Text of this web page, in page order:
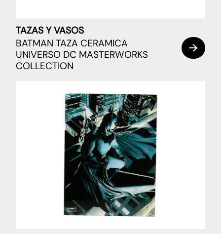
TAZAS Y VASOS
BATMAN TAZA CERAMICA
UNIVERSO DC MASTERWORKS
COLLECTION